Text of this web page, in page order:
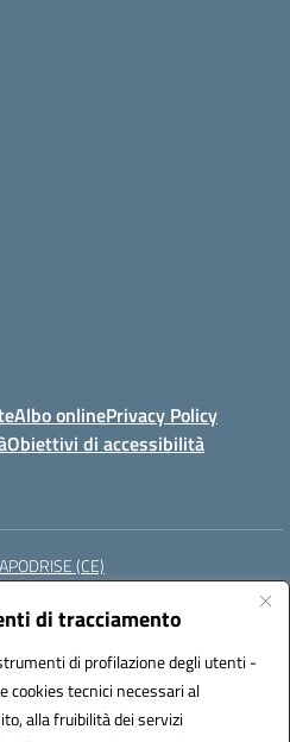
di tracciamento
di profilazione degli utenti -
cookies tecnici necessari al
alla fruibilità dei servizi
Albo onlinePrivacy Policy
Obiettivi di accessibilità
(CE)
CEIC83000V@pec.istruzione.it
(IPA): istsc_ceic83000v